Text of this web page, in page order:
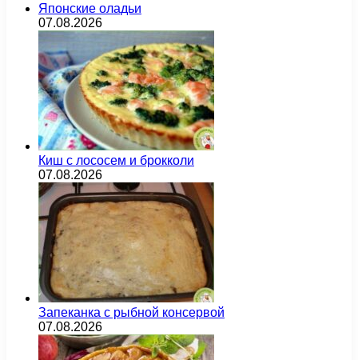
Японские оладьи
07.08.2026
Киш с лососем и брокколи
07.08.2026
Запеканка с рыбной консервой
07.08.2026